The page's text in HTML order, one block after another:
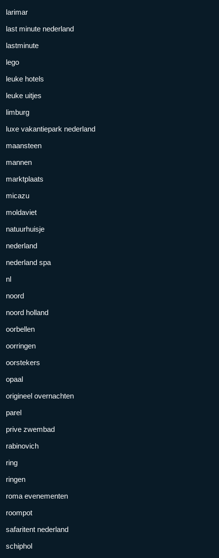
larimar
last minute nederland
lastminute
lego
leuke hotels
leuke uitjes
limburg
luxe vakantiepark nederland
maansteen
mannen
marktplaats
micazu
moldaviet
natuurhuisje
nederland
nederland spa
nl
noord
noord holland
oorbellen
oorringen
oorstekers
opaal
origineel overnachten
parel
prive zwembad
rabinovich
ring
ringen
roma evenementen
roompot
safaritent nederland
schiphol